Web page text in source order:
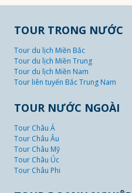
TOUR TRONG NƯỚC
Tour du lịch Miền Bắc
Tour du lịch Miền Trung
Tour du lịch Miền Nam
Tour liên tuyến Bắc Trung Nam
TOUR NƯỚC NGOÀI
Tour Châu Á
Tour Châu Âu
Tour Châu Mỹ
Tour Châu Úc
Tour Châu Phi